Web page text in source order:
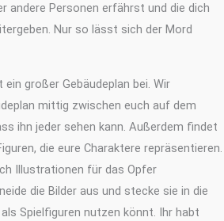
andere Personen erfährst und die dich
Nur so lässt sich der Mord
ein großer Gebäudeplan bei. Wir
mittig zwischen euch auf dem
ihn jeder sehen kann. Außerdem findet
die eure Charaktere repräsentieren.
Illustrationen für das Opfer
die Bilder aus und stecke sie in die
Spielfiguren nutzen könnt. Ihr habt